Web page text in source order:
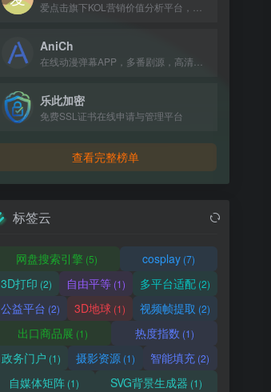
AniCh
乐此加密
免费SSL证书在线申请与管理平台
查看完整榜单
标签云
网盘搜索引擎 (5) cosplay (7)
3D打印 (2) 自由平等 (1) 多平台适配 (2)
公益平台 (2) 3D地球 (1) 视频帧提取 (2)
出口商品展 (1) 热度指数 (1)
政务门户 (1) 摄影资源(1) 智能填充 (2)
自媒体矩阵 (1) SVG背景生成器 (1)